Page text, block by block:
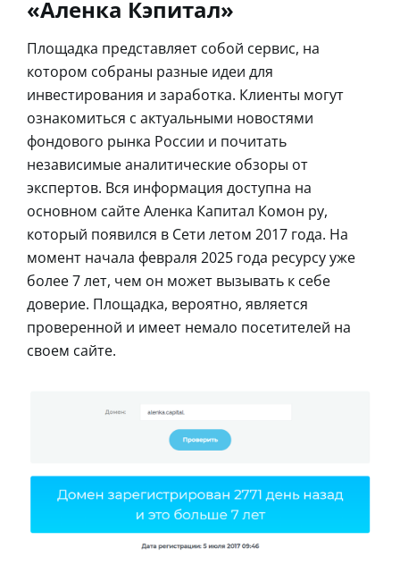
«Аленка Кэпитал»
Площадка представляет собой сервис, на
котором собраны разные идеи для
инвестирования и заработка. Клиенты могут
ознакомиться с актуальными новостями
фондового рынка России и почитать
независимые аналитические обзоры от
экспертов. Вся информация доступна на
основном сайте Аленка Капитал Комон ру,
который появился в Сети летом 2017 года. На
момент начала февраля 2025 года ресурсу уже
более 7 лет, чем он может вызывать к себе
доверие. Площадка, вероятно, является
проверенной и имеет немало посетителей на
своем сайте.